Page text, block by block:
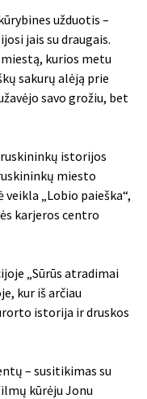
užduotis –
jais su draugais.
kurios metu
sakurų alėją prie
savo grožiu, bet
istorijos
miesto
„Lobio paieška“,
karjeros centro
„Sūrūs atradimai
kur iš arčiau
istorija ir druskos
– susitikimas su
kūrėju Jonu